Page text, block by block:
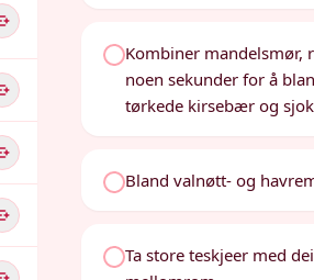
Kombiner mandelsmør,
noen sekunder for å
tørkede kirsebær og
Bland valnøtt- og
Ta store teskjeer med